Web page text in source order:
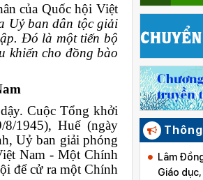
của Quốc hội Việt
Uỷ ban dân tộc giải
Đó là một tiến bộ
khiến cho đồng bào
Cuộc Tổng khởi
1945), Huế (ngày
Uỷ ban giải phóng
Nam - Một Chính
để cử ra một Chính
Lâm
Giáo